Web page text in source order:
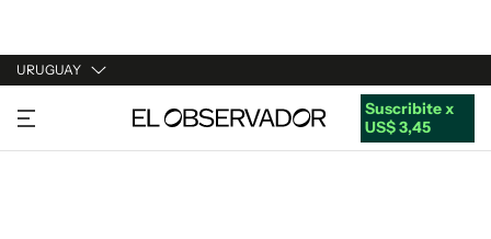
URUGUAY
URUGUAY
ARGENTINA
Suscribite x
US$ 3,45